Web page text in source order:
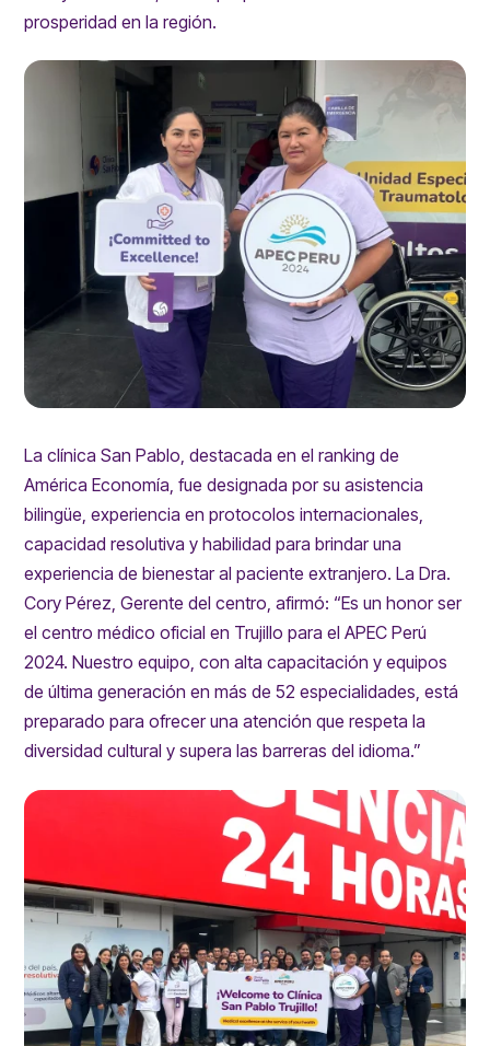
prosperidad en la región.
La clínica San Pablo, destacada en el ranking de
América Economía, fue designada por su asistencia
bilingüe, experiencia en protocolos internacionales,
capacidad resolutiva y habilidad para brindar una
experiencia de bienestar al paciente extranjero. La Dra.
Cory Pérez, Gerente del centro, afirmó: “Es un honor ser
el centro médico oficial en Trujillo para el APEC Perú
2024. Nuestro equipo, con alta capacitación y equipos
de última generación en más de 52 especialidades, está
preparado para ofrecer una atención que respeta la
diversidad cultural y supera las barreras del idioma.”